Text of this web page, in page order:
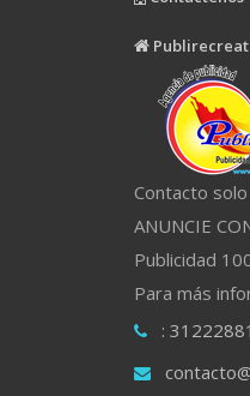
Contacto
ANUNCIE
Publicidad
Para más
: